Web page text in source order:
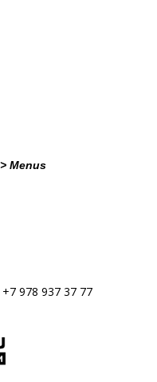
Menus
+7 978 937 37 77